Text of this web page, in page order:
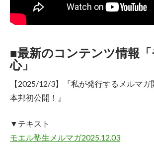
■最新のコンテンツ情報
心」
【2025/12/3】『私が発行するメルマガ
本邦初公開！』
▼テキスト
モエル塾生メルマガ2025.12.03